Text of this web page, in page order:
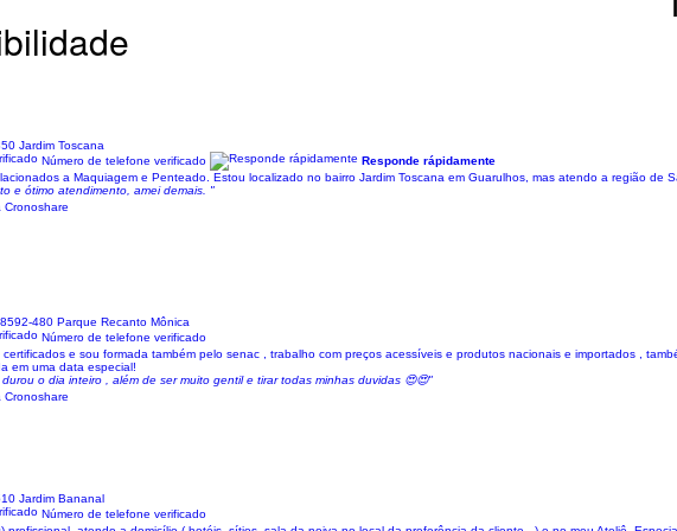
Jardim Toscana
Número de telefone verificado
Responde rápidamente
a Maquiagem e Penteado. Estou localizado no bairro Jardim Toscana em Guarulhos, mas atendo a região de
e ótimo atendimento, amei demais. "
Cronoshare
480 Parque Recanto Mônica
Número de telefone verificado
e sou formada também pelo senac , trabalho com preços acessíveis e produtos nacionais e importados ,
em uma data especial!
o dia inteiro , além de ser muito gentil e tirar todas minhas duvidas 😍😍"
Cronoshare
Jardim Bananal
Número de telefone verificado